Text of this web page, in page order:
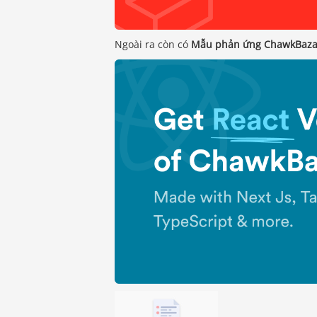
Ngoài ra còn có Mẫu phản ứng